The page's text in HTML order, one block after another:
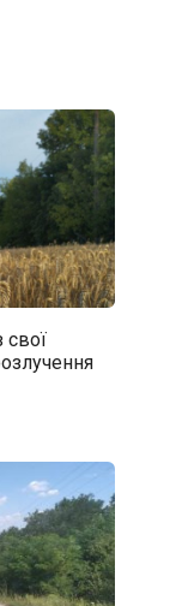
свої